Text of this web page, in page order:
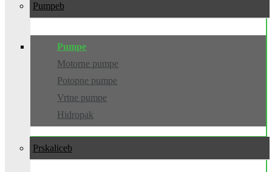
Pumpe
Pumpe
Motorne pumpe
Potopne pumpe
Vrtne pumpe
Hidropak
Prskalice